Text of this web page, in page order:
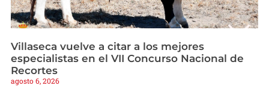
Villaseca vuelve a citar a los mejores
especialistas en el VII Concurso Nacional de
Recortes
agosto 6, 2026